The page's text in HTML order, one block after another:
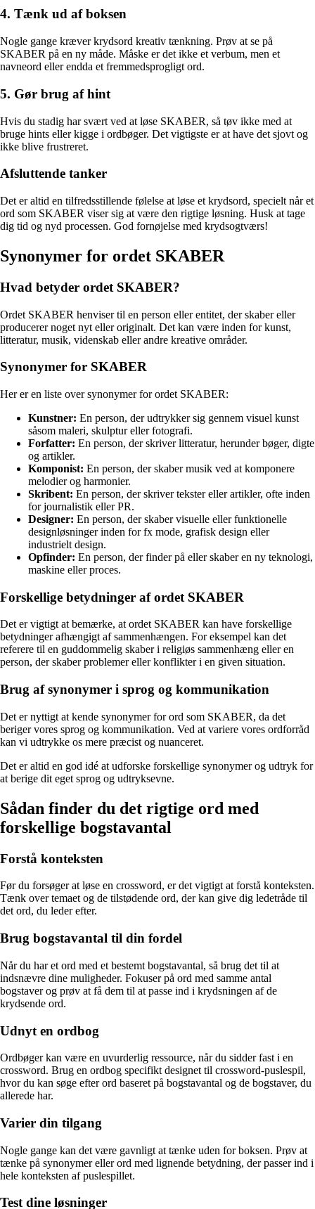
4. Tænk ud af boksen
Nogle gange kræver krydsord kreativ tænkning. Prøv at se på
SKABER på en ny måde. Måske er det ikke et verbum, men et
navneord eller endda et fremmedsprogligt ord.
5. Gør brug af hint
Hvis du stadig har svært ved at løse SKABER, så tøv ikke med at
bruge hints eller kigge i ordbøger. Det vigtigste er at have det sjovt og
ikke blive frustreret.
Afsluttende tanker
Det er altid en tilfredsstillende følelse at løse et krydsord, specielt når et
ord som SKABER viser sig at være den rigtige løsning. Husk at tage
dig tid og nyd processen. God fornøjelse med krydsogtværs!
Synonymer for ordet SKABER
Hvad betyder ordet SKABER?
Ordet SKABER henviser til en person eller entitet, der skaber eller
producerer noget nyt eller originalt. Det kan være inden for kunst,
litteratur, musik, videnskab eller andre kreative områder.
Synonymer for SKABER
Her er en liste over synonymer for ordet SKABER:
Kunstner: En person, der udtrykker sig gennem visuel kunst
såsom maleri, skulptur eller fotografi.
Forfatter: En person, der skriver litteratur, herunder bøger, digte
og artikler.
Komponist: En person, der skaber musik ved at komponere
melodier og harmonier.
Skribent: En person, der skriver tekster eller artikler, ofte inden
for journalistik eller PR.
Designer: En person, der skaber visuelle eller funktionelle
designløsninger inden for fx mode, grafisk design eller
industrielt design.
Opfinder: En person, der finder på eller skaber en ny teknologi,
maskine eller proces.
Forskellige betydninger af ordet SKABER
Det er vigtigt at bemærke, at ordet SKABER kan have forskellige
betydninger afhængigt af sammenhængen. For eksempel kan det
referere til en guddommelig skaber i religiøs sammenhæng eller en
person, der skaber problemer eller konflikter i en given situation.
Brug af synonymer i sprog og kommunikation
Det er nyttigt at kende synonymer for ord som SKABER, da det
beriger vores sprog og kommunikation. Ved at variere vores ordforråd
kan vi udtrykke os mere præcist og nuanceret.
Det er altid en god idé at udforske forskellige synonymer og udtryk for
at berige dit eget sprog og udtryksevne.
Sådan finder du det rigtige ord med
forskellige bogstavantal
Forstå konteksten
Før du forsøger at løse en crossword, er det vigtigt at forstå konteksten.
Tænk over temaet og de tilstødende ord, der kan give dig ledetråde til
det ord, du leder efter.
Brug bogstavantal til din fordel
Når du har et ord med et bestemt bogstavantal, så brug det til at
indsnævre dine muligheder. Fokuser på ord med samme antal
bogstaver og prøv at få dem til at passe ind i krydsningen af de
krydsende ord.
Udnyt en ordbog
Ordbøger kan være en uvurderlig ressource, når du sidder fast i en
crossword. Brug en ordbog specifikt designet til crossword-puslespil,
hvor du kan søge efter ord baseret på bogstavantal og de bogstaver, du
allerede har.
Varier din tilgang
Nogle gange kan det være gavnligt at tænke uden for boksen. Prøv at
tænke på synonymer eller ord med lignende betydning, der passer ind i
hele konteksten af puslespillet.
Test dine løsninger